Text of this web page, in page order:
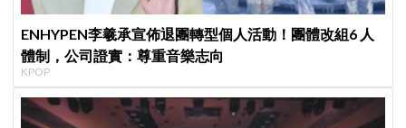
ENHYPEN李羲承宣佈退團轉型個人活動！團體改組6 人
體制，公司證實：尊重音樂志向
KPOP